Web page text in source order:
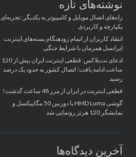
نوشته‌های تازه
راه‌های اتصال موبایل و کامپیوتر به یکدیگر: تجربه‌ای
یکپارچه و کاربردی
انتقاد کاربران از اتمام زودهنگام بسته‌های اینترنت
ایرانسل همزمان با شرایط جنگی
ادعای نت‌بلاکس: قطعی اینترنت ایران بیش از 120
ساعت ادامه یافت؛ اتصال کشور به حدود یک درصد
رسید
قطعی اینترنت در ایران از مرز 48 ساعت گذشت!
گوشی HMD Luma با دوربین 50 مگاپیکسل و
نمایشگر 120 هرتز رونمایی شد
آخرین دیدگاه‌ها